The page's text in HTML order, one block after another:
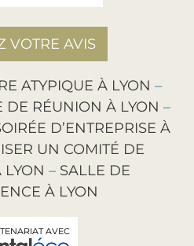
VOTRE AVIS
ATYPIQUE À LYON –
DE RÉUNION À LYON –
D’ENTREPRISE À
UN COMITÉ DE
LYON – SALLE DE
À LYON
AVEC